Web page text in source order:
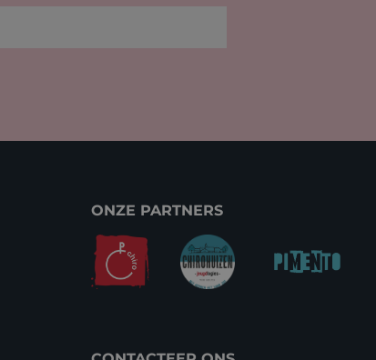
ONZE PARTNERS